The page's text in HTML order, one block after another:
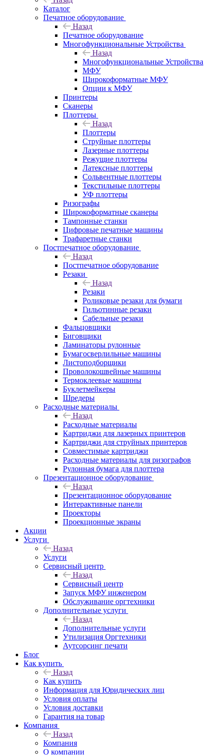
Каталог
Печатное оборудование
Назад
Печатное оборудование
Многофункциональные Устройства
Назад
Многофункциональные Устройства
МФУ
Широкоформатные МФУ
Опции к МФУ
Принтеры
Сканеры
Плоттеры
Назад
Плоттеры
Струйные плоттеры
Лазерные плоттеры
Режущие плоттеры
Латексные плоттеры
Сольвентные плоттеры
Текстильные плоттеры
УФ плоттеры
Ризографы
Широкоформатные сканеры
Тампонные станки
Цифровые печатные машины
Трафаретные станки
Постпечатное оборудование
Назад
Постпечатное оборудование
Резаки
Назад
Резаки
Роликовые резаки для бумаги
Гильотинные резаки
Сабельные резаки
Фальцовщики
Биговщики
Ламинаторы рулонные
Бумагосверлильные машины
Листоподборщики
Проволокошвейные машины
Термоклеевые машины
Буклетмейкеры
Шредеры
Расходные материалы
Назад
Расходные материалы
Картриджи для лазерных принтеров
Картриджи для струйных принтеров
Совместимые картриджи
Расходные материалы для ризографов
Рулонная бумага для плоттера
Презентационное оборудование
Назад
Презентационное оборудование
Интерактивные панели
Проекторы
Проекционные экраны
Акции
Услуги
Назад
Услуги
Сервисный центр
Назад
Сервисный центр
Запуск МФУ инженером
Обслуживание оргтехники
Дополнительные услуги
Назад
Дополнительные услуги
Утилизация Оргтехники
Аутсорсинг печати
Блог
Как купить
Назад
Как купить
Информация для Юридических лиц
Условия оплаты
Условия доставки
Гарантия на товар
Компания
Назад
Компания
О компании